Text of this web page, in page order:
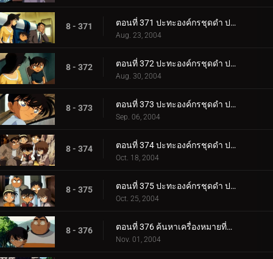
8 - 371 ตอนที่ 371 ปะทะองค์กรชุดดำ ปริศนาคูณสองในคืนเดือนเพ็ญ (ตอนพิเศษ ตอนแรก) ยอดนักสืบจิ๋วโคนัน เดอะซ.
Aug. 23, 2004
8 - 372 ตอนที่ 372 ปะทะองค์กรชุดดำ ปริศนาคูณสองในคืนเดือนเพ็ญ (ตอนพิเศษ ตอนที่ 2) ยอดนักสืบจิ๋วโคนัน เดอะ_.
Aug. 30, 2004
8 - 373 ตอนที่ 373 ปะทะองค์กรชุดดำ ปริศนาคูณสองในคืนเดือนเพ็ญ (ตอนพิเศษ ตอนที่ 3) ยอดนักสืบจิ๋วโคนัน เดอะ_.
Sep. 06, 2004
8 - 374 ตอนที่ 374 ปะทะองค์กรชุดดำ ปริศนาคูณสองในคืนเดือนเพ็ญ (ตอนพิเศษ ตอนที่ 4) ยอดนักสืบจิ๋วโคนัน เดอะ_.
Oct. 18, 2004
8 - 375 ตอนที่ 375 ปะทะองค์กรชุดดำ ปริศนาคูณสองในคืนเดือนเพ็ญ (ตอนพิเศษ ตอนจบ) ยอดนักสืบจิ๋วโคนัน เดอะซี.
Oct. 25, 2004
8 - 376 ตอนที่ 376 ค้นหาเครื่องหมายที่ติดอยู่ที่ก้น (ตอนแรก)
Nov. 01, 2004